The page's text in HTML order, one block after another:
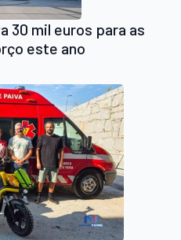
30 mil euros para as
este ano